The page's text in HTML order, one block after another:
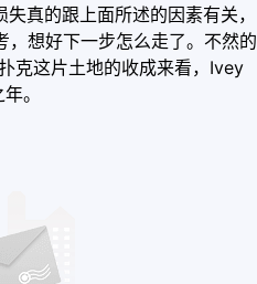
真的跟上面所述的因素有关，
想好下一步怎么走了。不然的
克这片土地的收成来看，Ivey
。